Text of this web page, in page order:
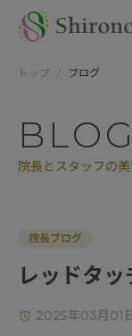
トップ ブログ
BLOG
院長とスタッフの
院長ブログ
レッドタ
2025年03月01